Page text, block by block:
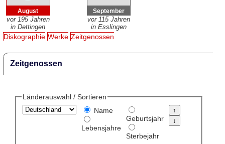
August
vor 195 Jahren
in Dettingen
September
vor 115 Jahren
in Esslingen
Diskographie Werke Zeitgenossen
Zeitgenossen
Länderauswahl / Sortieren
Name
Lebensjahre
Geburtsjahr
Sterbejahr